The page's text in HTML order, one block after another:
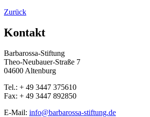
Zurück
Kontakt
Barbarossa-Stiftung
Theo-Neubauer-Straße 7
04600 Altenburg
Tel.: + 49 3447 375610
Fax: + 49 3447 892850
E-Mail: info@barbarossa-stiftung.de